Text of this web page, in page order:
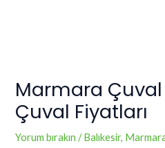
Marmara
Çuval Fiyatları
Yorum bırakın /Balıkesir,